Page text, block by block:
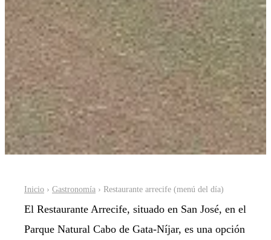
Inicio › Gastronomía › Restaurante arrecife (menú del día)
El Restaurante Arrecife, situado en San José, en el
Parque Natural Cabo de Gata-Níjar, es una opción